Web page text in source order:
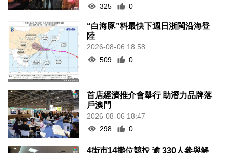
325
0
“白海豚”料最快下週日浙閩沿海登
陸
2026-08-06 18:58
509
0
首店經濟推介會舉行 助潛力品牌落
戶澳門
2026-08-06 18:47
298
0
4街市14攤位競投 逾 330人參與解